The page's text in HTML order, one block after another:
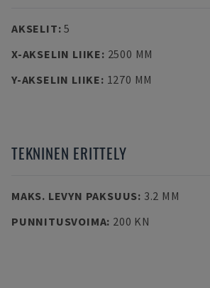
AKSELIT:5
X-AKSELIN LIIKE: 2500 MM
Y-AKSELIN LIIKE: 1270 MM
TEKNINEN ERITTELY
MAKS. LEVYN PAKSUUS: 3.2 MM
PUNNITUSVOIMA: 200 KN